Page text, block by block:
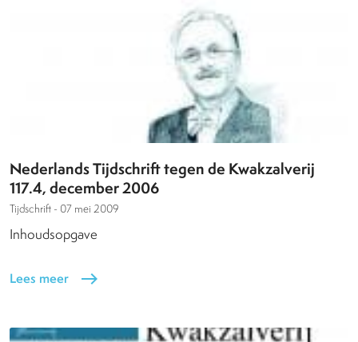
Nederlands Tijdschrift tegen de Kwakzalverij
117.4, december 2006
Tijdschrift - 07 mei 2009
Inhoudsopgave
Lees meer east